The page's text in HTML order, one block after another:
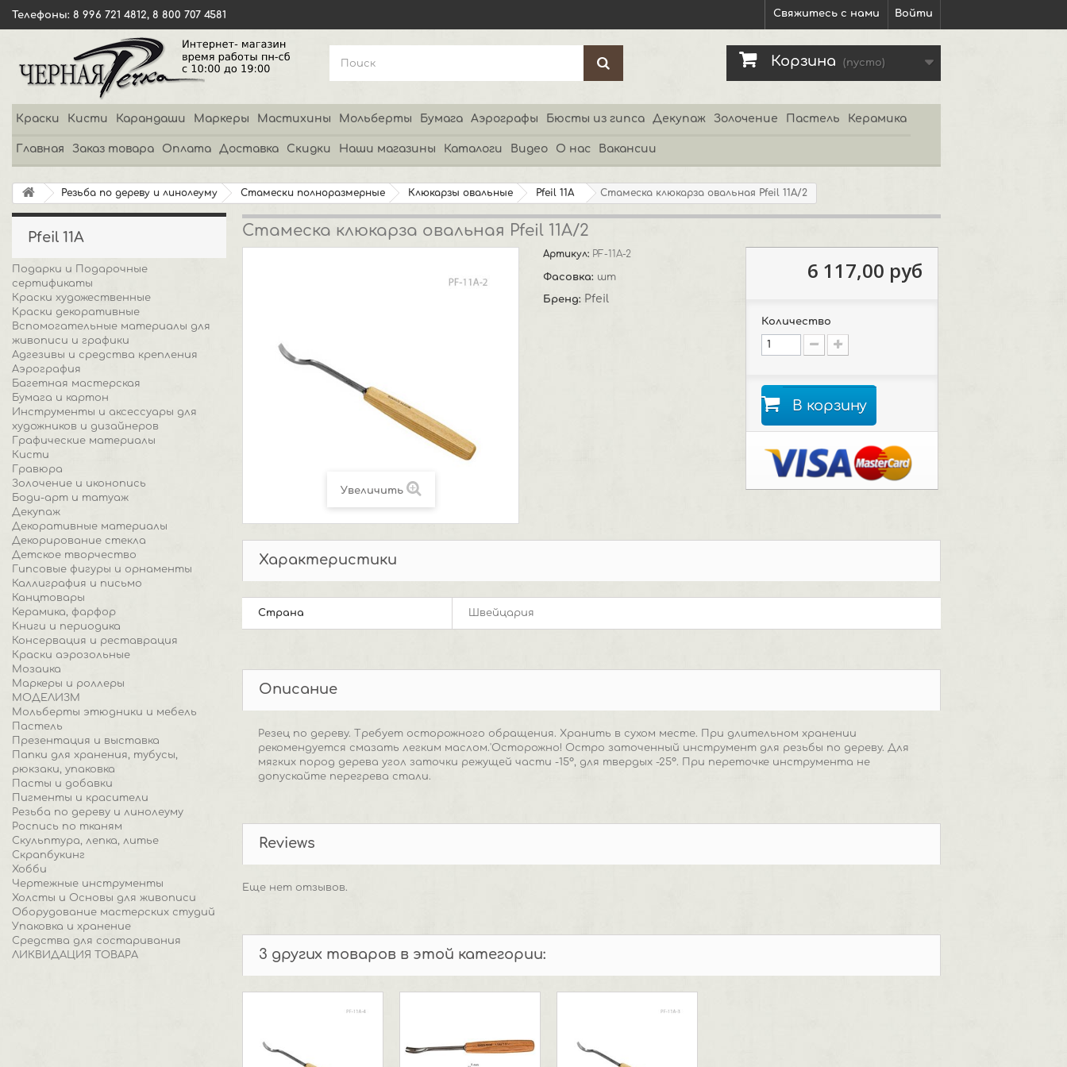
Войти
Свяжитесь с нами
Телефоны: 8 996 721 4812, 8 800 707 4581
Корзина (пусто)
Краски Кисти Карандаши Маркеры Мастихины Мольберты Бумага Аэрографы Бюсты из гипса Декупаж Золочение Пастель Керамика
Главная Заказ товара Оплата Доставка Скидки Наши магазины Каталоги Видео О нас Вакансии
Резьба по дереву и линолеуму Стамески полноразмерные Клюкарзы овальные Pfeil 11А Стамеска клюкарза овальная Pfeil 11А/2
Pfeil 11А
Подарки и Подарочные
сертификаты
Краски художественные
Краски декоративные
Вспомогательные материалы для
живописи и графики
Адгезивы и средства крепления
Аэрография
Багетная мастерская
Бумага и картон
Инструменты и аксессуары для
художников и дизайнеров
Графические материалы
Кисти
Гравюра
Золочение и иконопись
Боди-арт и татуаж
Декупаж
Декоративные материалы
Декорирование стекла
Детское творчество
Гипсовые фигуры и орнаменты
Каллиграфия и письмо
Канцтовары
Керамика, фарфор
Книги и периодика
Консервация и реставрация
Краски аэрозольные
Мозаика
Маркеры и роллеры
МОДЕЛИЗМ
Мольберты этюдники и мебель
Пастель
Презентация и выставка
Папки для хранения, тубусы,
рюкзаки, упаковка
Пасты и добавки
Пигменты и красители
Резьба по дереву и линолеуму
Роспись по тканям
Скульптура, лепка, литье
Скрапбукинг
Хобби
Чертежные инструменты
Холсты и Основы для живописи
Оборудование мастерских студий
Упаковка и хранение
Средства для состаривания
ЛИКВИДАЦИЯ ТОВАРА
Стамеска клюкарза овальная Pfeil 11А/2
Увеличить
Артикул: PF-11А-2
Фасовка: шт
Бренд: Pfeil
6 117,00 руб
Количество
В корзину
Характеристики
Страна Швейцария
Описание
Резец по дереву. Требует осторожного обращения. Хранить в сухом месте. При длительном хранении
рекомендуется смазать легким маслом.'Осторожно! Остро заточенный инструмент для резьбы по дереву. Для
мягких пород дерева угол заточки режущей части -15°, для твердых -25°. При переточке инструмента не
допускайте перегрева стали.
Reviews
Еще нет отзывов.
3 других товаров в этой категории: